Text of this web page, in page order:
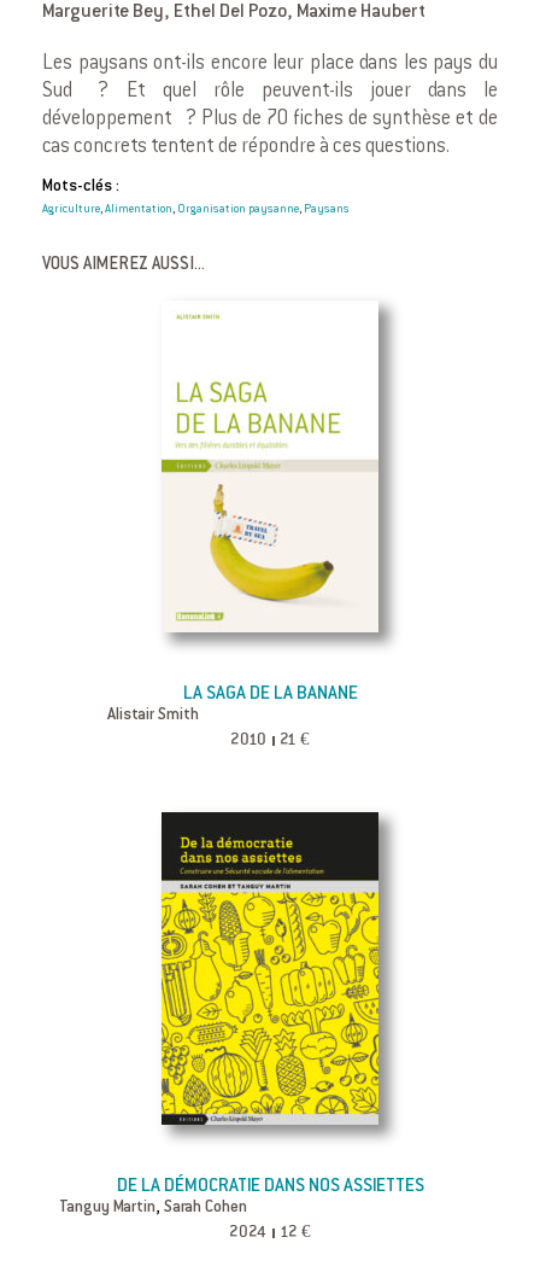
Marguerite Bey, Ethel Del Pozo, Maxime Haubert
Les paysans ont-ils encore leur place dans les pays du
Sud ? Et quel rôle peuvent-ils jouer dans le
développement ? Plus de 70 fiches de synthèse et de
cas concrets tentent de répondre à ces questions.
Mots-clés :
Agriculture, Alimentation, Organisation paysanne, Paysans
VOUS AIMEREZ AUSSI...
LA SAGA DE LA BANANE
Alistair Smith
2010 21 €
DE LA DÉMOCRATIE DANS NOS ASSIETTES
Tanguy Martin, Sarah Cohen
2024 12 €